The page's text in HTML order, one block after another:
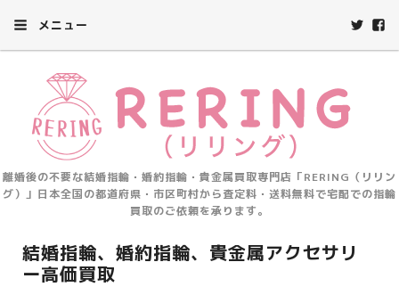
メニュー
離婚後の不要な結婚指輪・婚約指輪・貴金属買取専門店「RERING（リリン
グ）」日本全国の都道府県・市区町村から査定料・送料無料で宅配での指輪
買取のご依頼を承ります。
結婚指輪、婚約指輪、貴金属アクセサリ
ー高価買取